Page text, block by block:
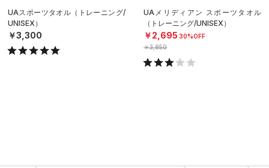
UAスポーツタオル（トレーニング/
UNISEX）
￥3,300
UAメリディアン スポーツタオル
（トレーニング/UNISEX）
￥2,695 30%OFF
￥3,850